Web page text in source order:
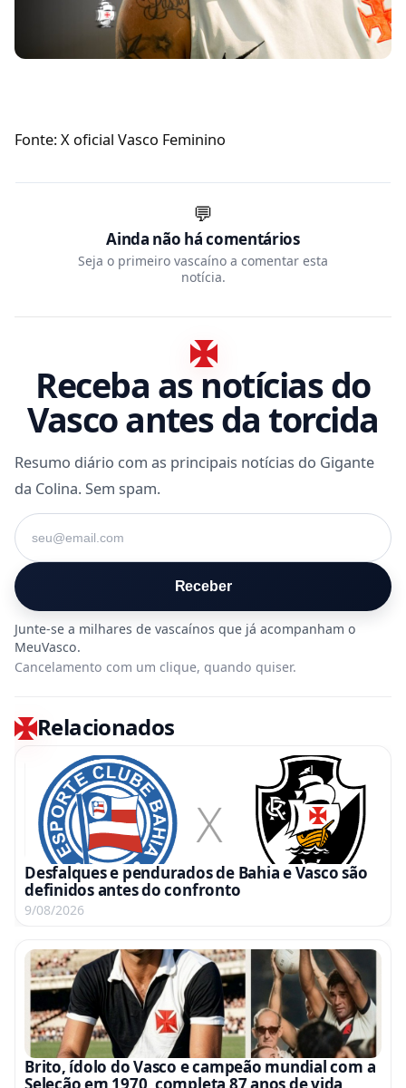
Fonte: X oficial Vasco Feminino
💬
Ainda não há comentários
Seja o primeiro vascaíno a comentar esta
notícia.
Receba as notícias do
Vasco antes da torcida
Resumo diário com as principais notícias do Gigante
da Colina. Sem spam.
Seu e-mail
Receber
Cancelamento com um clique, quando quiser.
Relacionados
Desfalques e pendurados de Bahia e Vasco são
definidos antes do confronto
9/08/2026
Brito, ídolo do Vasco e campeão mundial com a